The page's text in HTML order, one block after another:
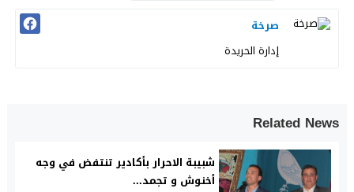
صرخة
إدارة الحريدة
Related News
شبيبة الاحرار بأكادير تنتفض في وجه
أخنوش و تجمد...